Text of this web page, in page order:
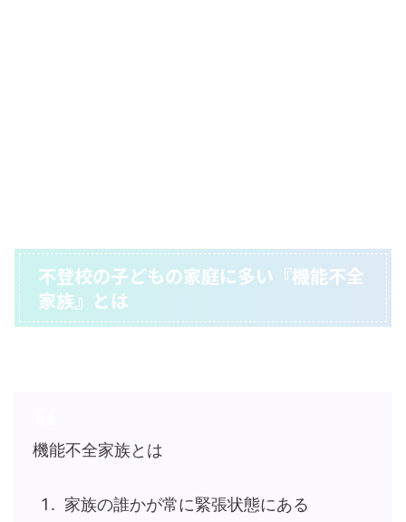
不登校の子どもの家庭に多い『機能不全
家族』とは
機能不全家族とは
家族の誰かが常に緊張状態にある